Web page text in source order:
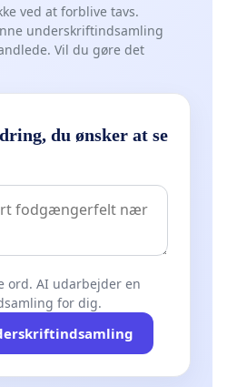
ved at forblive tavs.
underskriftindsamling
Vil du gøre det
du ønsker at se
ord. AI udarbejder en
for dig.